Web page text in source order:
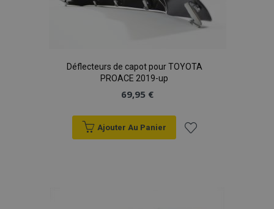
Déflecteurs de capot pour TOYOTA
PROACE 2019-up
69,95 €
Ajouter Au Panier